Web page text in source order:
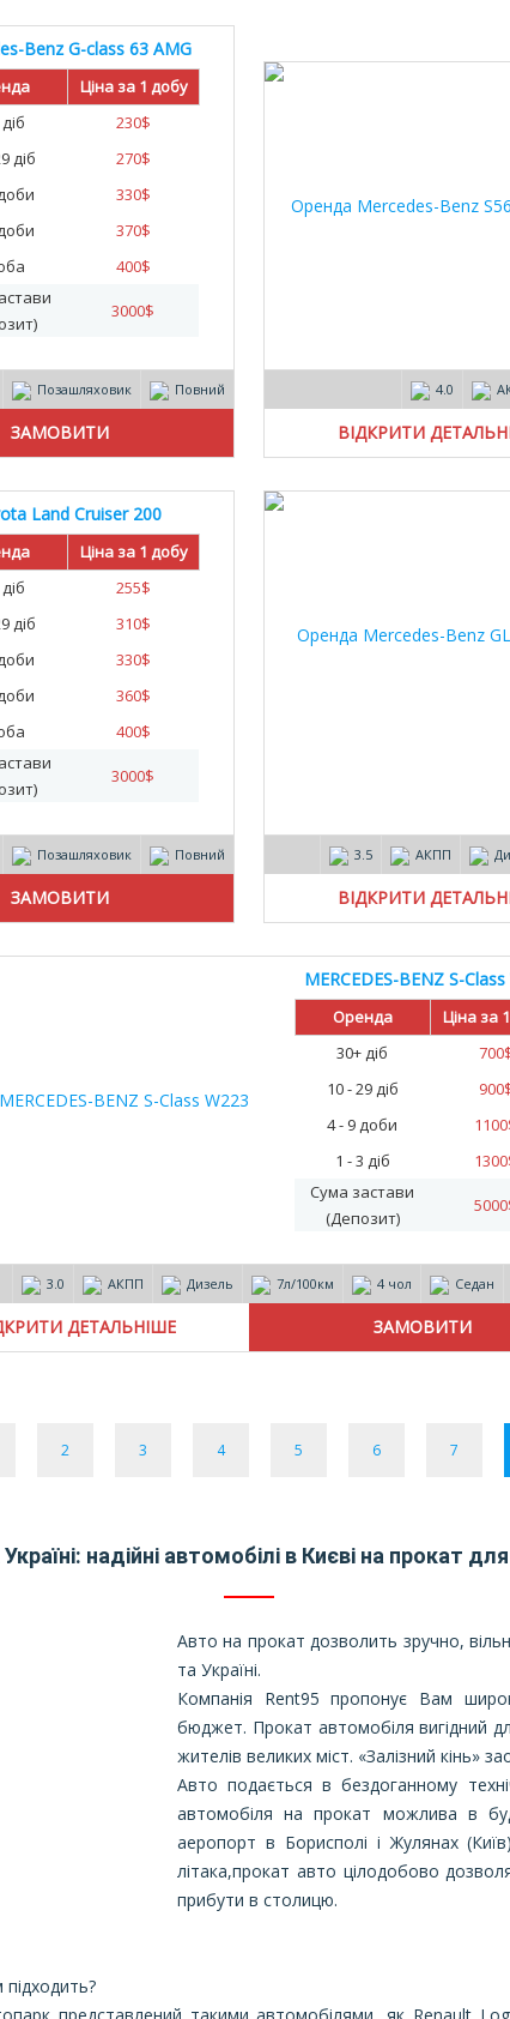
Benz G-class 63 AMG
Ціна за 1 добу
230$
діб
270$
330$
370$
400$
3000$
Позашляховик Повний 4.0
ВІДКРИТИ
Land Cruiser 200
Ціна за 1 добу
255$
діб
310$
330$
360$
400$
3000$
Позашляховик Повний 3.5 АКПП
ВІДКРИТИ
MERCEDES-BENZ S-
Оренда
Ціна за
30+ діб
700
10 - 29 діб
900
4 - 9 доби
1100
1 - 3 діб
1300
Сума застави
(Депозит)
5000
3.0 АКПП Дизель 7л/100км 4 чол Седан
ДЕТАЛЬНІШЕ
2 3 4 5 6 7
надійні автомобілі в Києві на прокат
Авто на прокат дозволить зручно,
та Україні.
Компанія Rent95 пропонує Вам
бюджет. Прокат автомобіля вигідний
жителів великих міст. «Залізний кінь»
Авто подається в бездоганному
автомобіля на прокат можлива в
аеропорт в Борисполі і Жулянах
літака,прокат авто цілодобово
прибути в столицю.